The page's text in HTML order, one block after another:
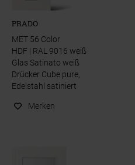
PRADO
MET 56 Color
HDF | RAL 9016 weiß
Glas Satinato weiß
Drücker Cube pure,
Edelstahl satiniert
Merken